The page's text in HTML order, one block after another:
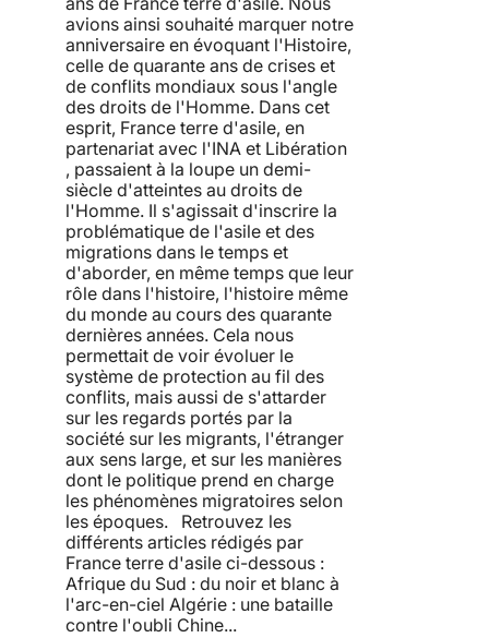
avions ainsi souhaité marquer notre
anniversaire en évoquant l'Histoire,
celle de quarante ans de crises et
de conflits mondiaux sous l'angle
des droits de l'Homme. Dans cet
esprit, France terre d'asile, en
partenariat avec l'INA et Libération
, passaient à la loupe un demi-
siècle d'atteintes au droits de
l'Homme. Il s'agissait d'inscrire la
problématique de l'asile et des
migrations dans le temps et
d'aborder, en même temps que leur
rôle dans l'histoire, l'histoire même
du monde au cours des quarante
dernières années. Cela nous
permettait de voir évoluer le
système de protection au fil des
conflits, mais aussi de s'attarder
sur les regards portés par la
société sur les migrants, l'étranger
aux sens large, et sur les manières
dont le politique prend en charge
les phénomènes migratoires selon
les époques. Retrouvez les
différents articles rédigés par
France terre d'asile ci-dessous :
Afrique du Sud : du noir et blanc à
l'arc-en-ciel Algérie : une bataille
contre l'oubli Chine...